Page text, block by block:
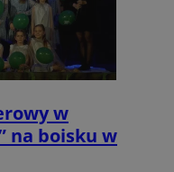
w
na boisku w